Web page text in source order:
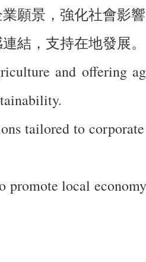
願景，強化社會影響
結，支持在地發展。
and offering
tailored to
promote local